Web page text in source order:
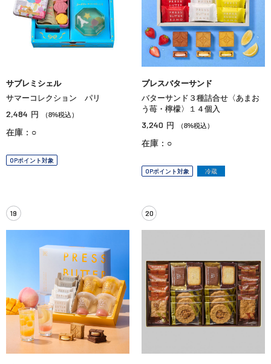
サブレミシェル
サマーコレクション パリ
2,484 円 （8%税込）
在庫：○
OPポイント対象
プレスバターサンド
バターサンド３種詰合せ〈あまお
う苺・檸檬〉１４個入
3,240 円 （8%税込）
在庫：○
OPポイント対象 冷蔵
19 20